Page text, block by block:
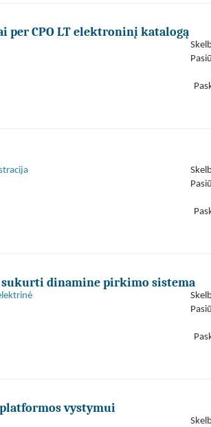
per CPO LT elektroninį katalogą
dinamine pirkimo sistema
vystymui